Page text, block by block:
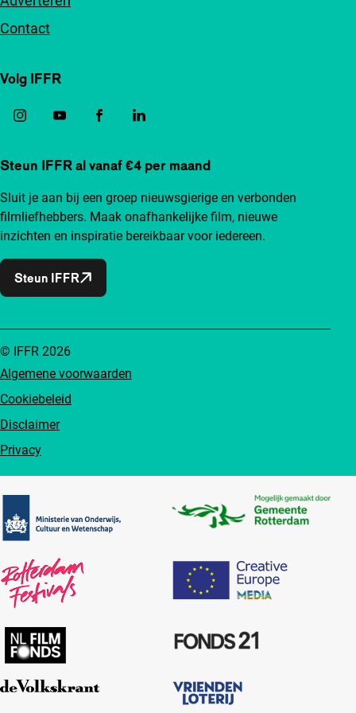
Contact
Volg IFFR
Steun IFFR al vanaf €4 per maand
Sluit je aan bij een groep nieuwsgierige en verbonden
filmliefhebbers. Maak onafhankelijke film, nieuwe
inzichten en inspiratie bereikbaar voor iedereen.
Steun IFFR
Algemene voorwaarden
Cookiebeleid
Disclaimer
Privacy
© IFFR 2026